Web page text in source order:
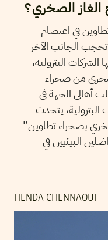
الغاز الصخري؟
في اعتصام
الجانب الآخر
الشركات البترولية،
من صحراء
أهالي الجهة في
يتحدث
بصحراء تطاوين”
البيئيين في
HENDA CHENNAOUI